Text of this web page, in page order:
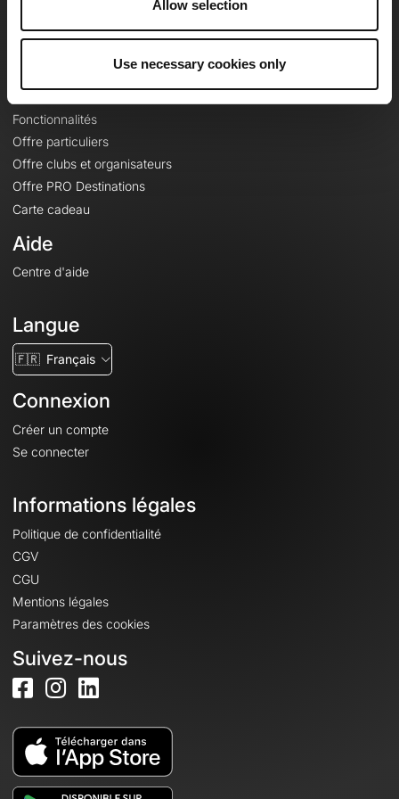
Allow selection
Use necessary cookies only
Le Mag'
Fonctionnalités
Offre particuliers
Offre clubs et organisateurs
Offre PRO Destinations
Carte cadeau
Aide
Centre d'aide
Langue
🇫🇷 Français
Connexion
Créer un compte
Se connecter
Informations légales
Politique de confidentialité
CGV
CGU
Mentions légales
Paramètres des cookies
Suivez-nous